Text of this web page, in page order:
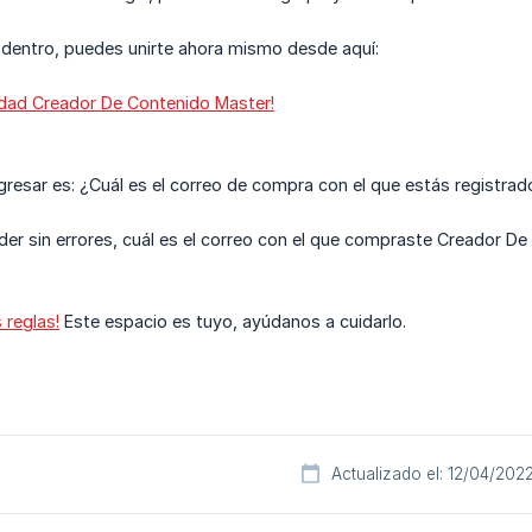
puedes unirte ahora mismo desde aquí:
Creador De Contenido Master!
es: ¿Cuál es el correo de compra con el que estás
sin errores, cuál es el correo con el que compraste Creador
reglas! Este espacio es tuyo, ayúdanos a cuidarlo.
Actualizado el: 12/04/